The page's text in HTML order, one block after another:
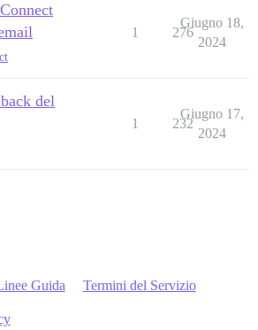
1 276
Giugno 18,
2024
del
1 232
Giugno 17,
2024
Guida Termini del Servizio